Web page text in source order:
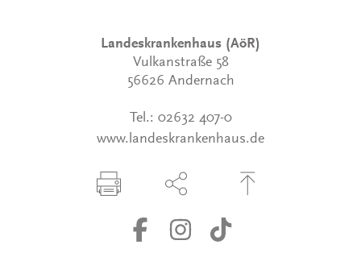
Landeskrankenhaus (AöR)
Vulkanstraße 58
56626 Andernach
Tel.: 02632 407-0
www.landeskrankenhaus.de